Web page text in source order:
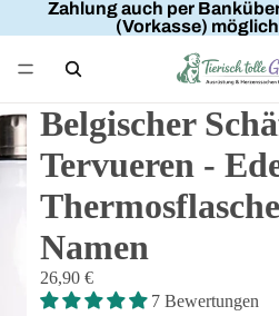
Zahlung auch per
(Vorkasse)
Belgischer
Tervueren -
Namen
26,90 €
7 Bewertungen